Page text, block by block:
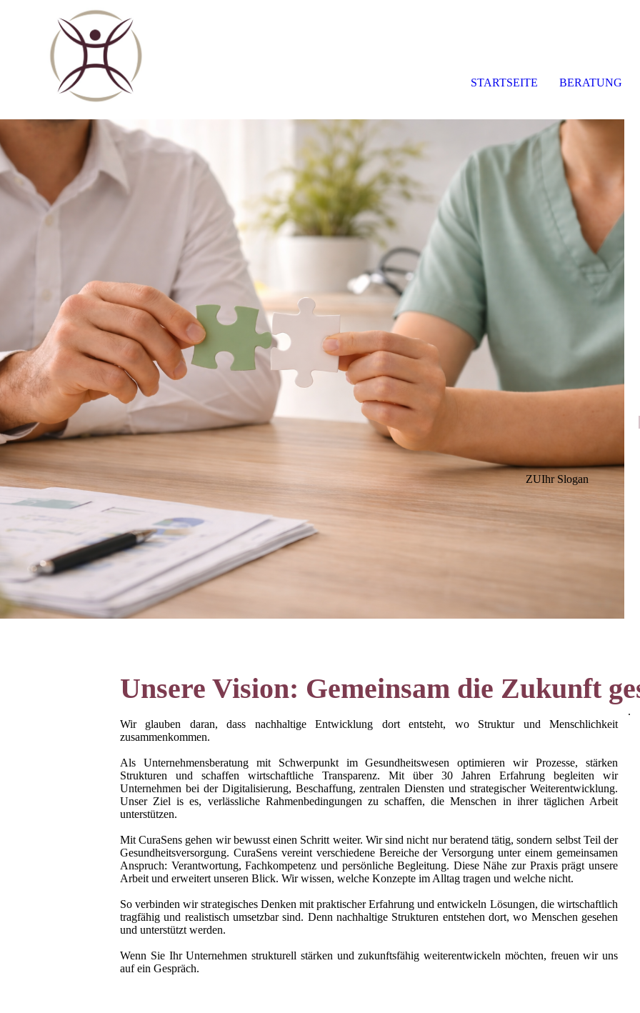
STARTSEITE BERATUNG
ZUIhr Slogan
Unsere Vision: Gemeinsam die Zukunft
Wir glauben daran, dass nachhaltige Entwicklung dort entsteht, wo Struktur und Menschlichkeit
zusammenkommen.
Als Unternehmensberatung mit Schwerpunkt im Gesundheitswesen optimieren wir Prozesse, stärken
Strukturen und schaffen wirtschaftliche Transparenz. Mit über 30 Jahren Erfahrung begleiten wir
Unternehmen bei der Digitalisierung, Beschaffung, zentralen Diensten und strategischer Weiterentwicklung.
Unser Ziel is es, verlässliche Rahmenbedingungen zu schaffen, die Menschen in ihrer täglichen Arbeit
unterstützen.
Mit CuraSens gehen wir bewusst einen Schritt weiter. Wir sind nicht nur beratend tätig, sondern selbst Teil der
Gesundheitsversorgung. CuraSens vereint verschiedene Bereiche der Versorgung unter einem gemeinsamen
Anspruch: Verantwortung, Fachkompetenz und persönliche Begleitung. Diese Nähe zur Praxis prägt unsere
Arbeit und erweitert unseren Blick. Wir wissen, welche Konzepte im Alltag tragen und welche nicht.
So verbinden wir strategisches Denken mit praktischer Erfahrung und entwickeln Lösungen, die wirtschaftlich
tragfähig und realistisch umsetzbar sind. Denn nachhaltige Strukturen entstehen dort, wo Menschen gesehen
und unterstützt werden.
Wenn Sie Ihr Unternehmen strukturell stärken und zukunftsfähig weiterentwickeln möchten, freuen wir uns
auf ein Gespräch.
.